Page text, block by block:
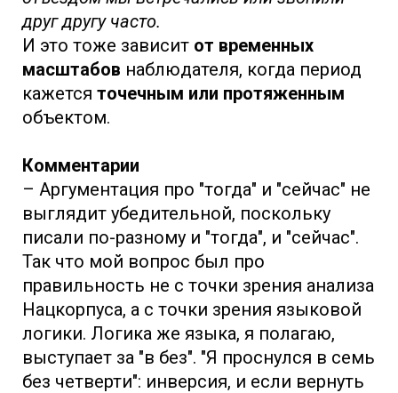
друг другу часто.
И это тоже зависит от временных
масштабов наблюдателя, когда период
кажется точечным или протяженным
объектом.
Комментарии
– Аргументация про "тогда" и "сейчас" не
выглядит убедительной, поскольку
писали по-разному и "тогда", и "сейчас".
Так что мой вопрос был про
правильность не с точки зрения анализа
Нацкорпуса, а с точки зрения языковой
логики. Логика же языка, я полагаю,
выступает за "в без". "Я проснулся в семь
без четверти": инверсия, и если вернуть